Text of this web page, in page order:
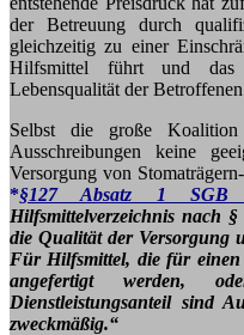
der Betreuung durch
gleichzeitig zu einer
Hilfsmittel führt und
Lebensqualität der
Selbst die große
Ausschreibungen keine
Versorgung von
*§127 Absatz 1
Hilfsmittelverzeichnis nach
die Qualität der Versorgung
Für Hilfsmittel, die für einen
angefertigt werden,
Dienstleistungsanteil sind
zweckmäßig.“